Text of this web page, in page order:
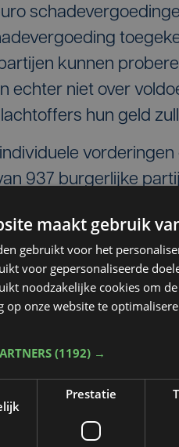
kunnen
echter niet over
hun geld
937 burgerlijke
computers ter
maar zoals
hebben nog een
maakt gebruik
gebruikt voor het
voor gepersonaliseerde
noodzakelijke cookies om
op onze website te
(1192) →
Prestatie